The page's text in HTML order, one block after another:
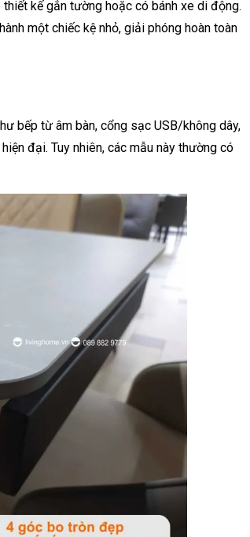
kế gắn tường hoặc có bánh xe di động.
một chiếc kệ nhỏ, giải phóng hoàn toàn
bếp từ âm bàn, cổng sạc USB/không dây,
đại. Tuy nhiên, các mẫu này thường có